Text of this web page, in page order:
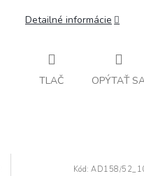
Detailné informácie
TLAČ OPÝTAŤ
Kód: AD158/